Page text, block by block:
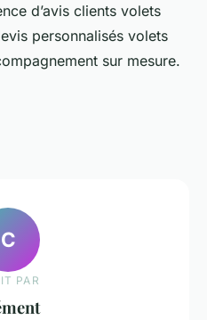
d’avis clients volets
personnalisés volets
sur mesure.
C
PAR